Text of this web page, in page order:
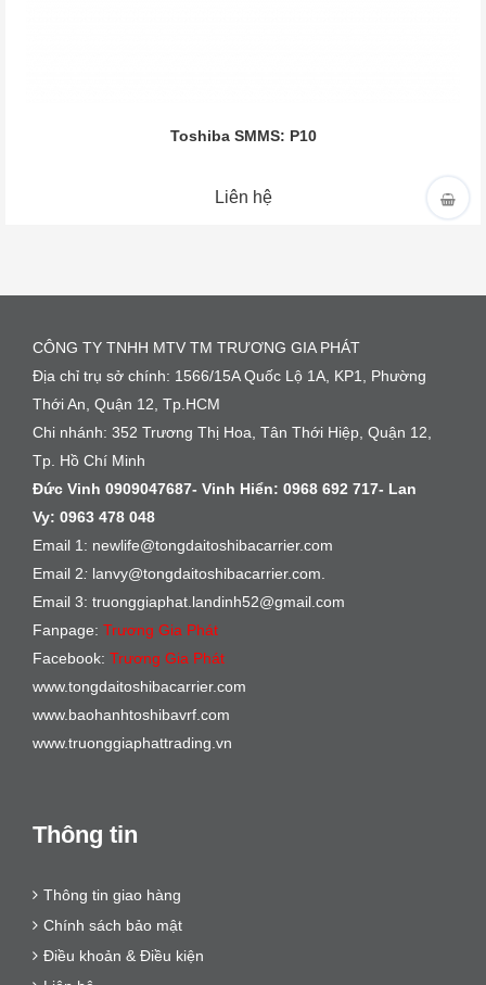
Toshiba SMMS: P10
Liên hệ
CÔNG TY TNHH MTV TM TRƯƠNG GIA PHÁT
Địa chỉ trụ sở chính: 1566/15A Quốc Lộ 1A, KP1, Phường
Thới An, Quận 12, Tp.HCM
Chi nhánh: 352 Trương Thị Hoa, Tân Thới Hiệp, Quận 12,
Tp. Hồ Chí Minh
Đức Vinh 0909047687- Vinh Hiển: 0968 692 717- Lan
Vy: 0963 478 048
Email 1: newlife@tongdaitoshibacarrier.com
Email 2: lanvy@tongdaitoshibacarrier.com.
Email 3: truonggiaphat.landinh52@gmail.com
Fanpage: Trương Gia Phát
Facebook: Trương Gia Phát
www.tongdaitoshibacarrier.com
www.baohanhtoshibavrf.com
www.truonggiaphattrading.vn
Thông tin
Thông tin giao hàng
Chính sách bảo mật
Điều khoản & Điều kiện